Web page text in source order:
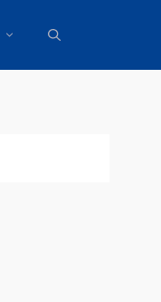
EDITORIAL